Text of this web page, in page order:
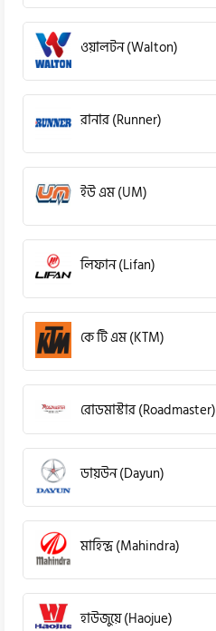
ওয়ালটন (Walton)
রানার (Runner)
ইউ এম (UM)
লিফান (Lifan)
কে টি এম (KTM)
রোডমাস্টার (Roadmaster)
ডায়উন (Dayun)
মাহিন্দ্র (Mahindra)
হাউজুয়ে (Haojue)